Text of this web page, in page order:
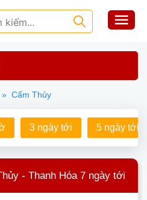
» Cẩm Thủy
3 ngày tới 5 ngày tới
- Thanh Hóa 7 ngày tới